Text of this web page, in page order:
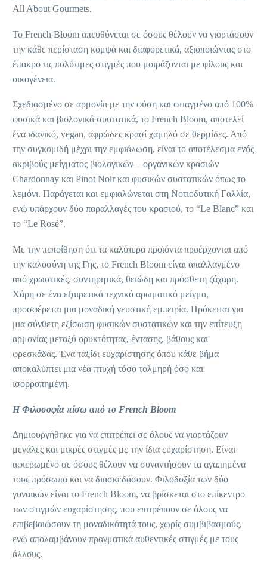
All About Gourmets.
Το French Bloom απευθύνεται σε όσους θέλουν να γιορτάσουν
την κάθε περίσταση κομψά και διαφορετικά, αξιοποιώντας στο
έπακρο τις πολύτιμες στιγμές που μοιράζονται με φίλους και
οικογένεια.
Σχεδιασμένο σε αρμονία με την φύση και φτιαγμένο από 100%
φυσικά και βιολογικά συστατικά, το French Bloom, αποτελεί
ένα ιδανικό, vegan, αφρώδες κρασί χαμηλό σε θερμίδες. Από
την συγκομιδή μέχρι την εμφιάλωση, είναι το αποτέλεσμα ενός
ακριβούς μείγματος βιολογικών – οργανικών κρασιών
Chardonnay και Pinot Noir και φυσικών συστατικών όπως το
λεμόνι. Παράγεται και εμφιαλώνεται στη Νοτιοδυτική Γαλλία,
ενώ υπάρχουν δύο παραλλαγές του κρασιού, το “Le Blanc” και
το “Le Rosé”.
Με την πεποίθηση ότι τα καλύτερα προϊόντα προέρχονται από
την καλοσύνη της Γης, το French Bloom είναι απαλλαγμένo
από χρωστικές, συντηρητικά, θειώδη και πρόσθετη ζάχαρη.
Χάρη σε ένα εξαιρετικά τεχνικό αρωματικό μείγμα,
προσφέρεται μια μοναδική γευστική εμπειρία. Πρόκειται για
μια σύνθετη εξίσωση φυσικών συστατικών και την επίτευξη
αρμονίας μεταξύ ορυκτότητας, έντασης, βάθους και
φρεσκάδας. Ένα ταξίδι ευχαρίστησης όπου κάθε βήμα
αποκαλύπτει μια νέα πτυχή τόσο τολμηρή όσο και
ισορροπημένη.
Η Φιλοσοφία πίσω από το French Bloom
Δημιουργήθηκε για να επιτρέπει σε όλους να γιορτάζουν
μεγάλες και μικρές στιγμές με την ίδια ευχαρίστηση. Eίναι
αφιερωμένο σε όσους θέλουν να συναντήσουν τα αγαπημένα
τους πρόσωπα και να διασκεδάσουν. Φιλοδοξία των δύο
γυναικών είναι το French Bloom, να βρίσκεται στο επίκεντρο
των στιγμών ευχαρίστησης, που επιτρέπουν σε όλους να
επιβεβαιώσουν τη μοναδικότητά τους, χωρίς συμβιβασμούς,
ενώ απολαμβάνουν πραγματικά αυθεντικές στιγμές με τους
άλλους.